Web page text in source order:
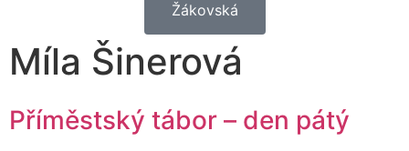
Žákovská
Míla Šinerová
Příměstský tábor – den pátý